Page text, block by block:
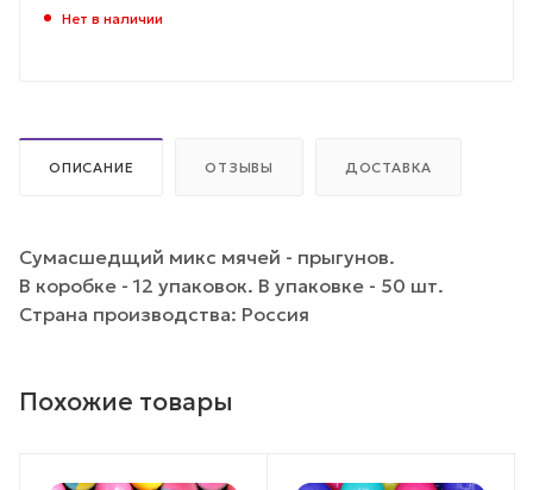
Нет в наличии
ОПИСАНИЕ ОТЗЫВЫ ДОСТАВКА
Сумасшедщий микс мячей - прыгунов.
В коробке - 12 упаковок. В упаковке - 50 шт.
Страна производства: Россия
Похожие товары